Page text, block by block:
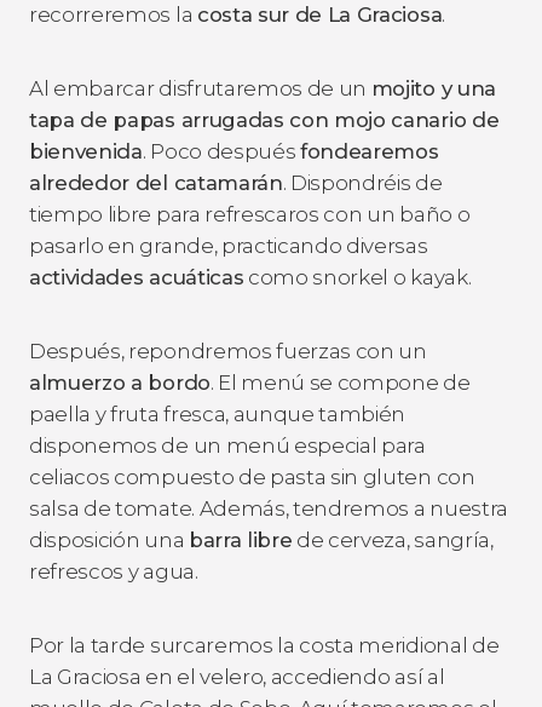
recorreremos la costa sur de La Graciosa.
Al embarcar disfrutaremos de un mojito y una
tapa de papas arrugadas con mojo canario de
bienvenida. Poco despuésfondearemos
alrededor del catamarán. Dispondréis de
tiempo libre para refrescaros con un baño o
pasarlo en grande, practicando diversas
actividades acuáticas como snorkel o kayak.
Después, repondremos fuerzas con un
almuerzo a bordo. El menú se compone de
paella y fruta fresca, aunque también
disponemos de un menú especial para
celiacos compuesto de pasta sin gluten con
salsa de tomate. Además, tendremos a nuestra
disposición una barra libre de cerveza, sangría,
refrescos y agua.
Por la tarde surcaremos la costa meridional de
La Graciosa en el velero, accediendo así al